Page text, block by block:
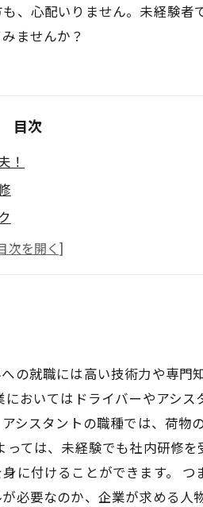
、心配いりません。未経験
ませんか？
目次
！
就職には高い技術力や専門
おいてはドライバーやアシ
シスタントの職種では、荷物
ては、未経験でも社内研修
に付けることができます。
必要なのか、企業が求める